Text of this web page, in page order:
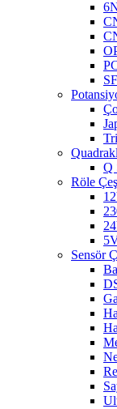
Q
Röle
Sensör